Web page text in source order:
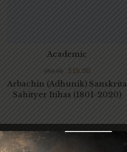
Arbachin (Adhunik) Sanskrita
Sahityer Itihas (1801-2020)
Academic
350.00 315.00